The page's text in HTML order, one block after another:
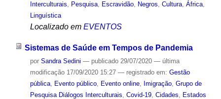
Interculturais, Pesquisa, Escravidão, Negros, Cultura, África,
Linguística
Localizado em EVENTOS
Sistemas de Saúde em Tempos de Pandemia
por Sandra Sedini — publicado29/07/2020 — última
modificação17/09/2020 15:27 — registrado em: Gestão
pública, Evento público, Evento online, Imigração, Grupo de
Pesquisa Diálogos Interculturais Covid-19, Cidades
Estados